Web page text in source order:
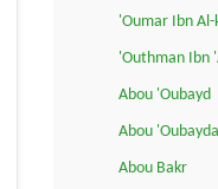
'Oumar Ibn
'Outhman Ibn
Abou 'Oubayd
Abou
Abou Bakr